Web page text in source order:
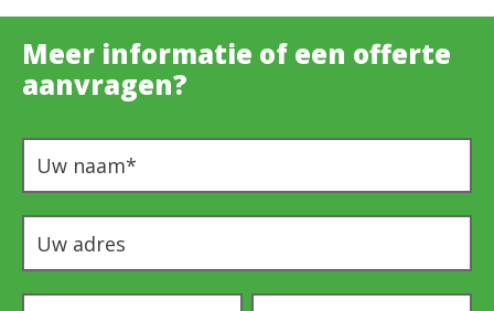
Meer informatie of een offerte
aanvragen?